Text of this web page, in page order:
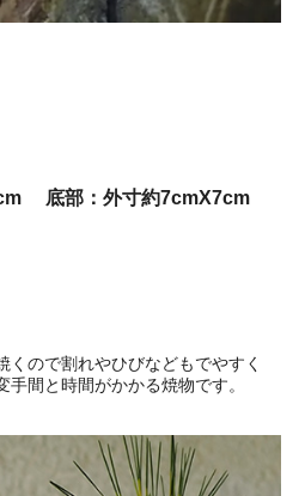
底部：外寸約7cmX7cm
ので割れやひびなどもでやすく
間と時間がかかる焼物です。